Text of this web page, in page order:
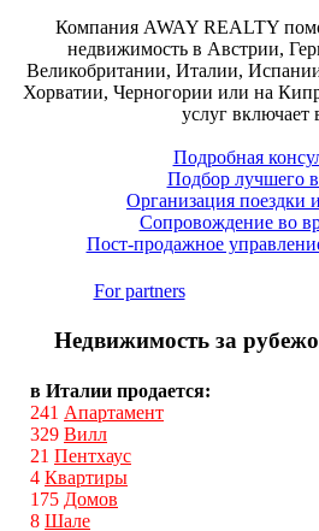
Компания AWAY REALTY
недвижимость в Австрии,
Великобритании, Италии,
Хорватии, Черногории или на
услуг включает
Подробная
Подбор лучшего
Организация поездки
Сопровождение во
Пост-продажное
For partners
Недвижимость за
в Италии продается:
241 Апартамент
329 Вилл
21 Пентхаус
4 Квартиры
175 Домов
8 Шале